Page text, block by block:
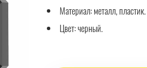
Материал: металл, пластик.
Цвет: черный.